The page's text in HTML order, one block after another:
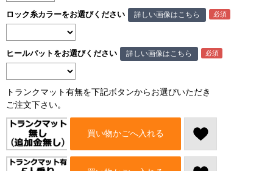
トランクマット有無を下記ボタンからお選びいただき
ご注文下さい。
ロック糸カラーをお選びください 詳しい画像はこちら
ヒールパットをお選びください 詳しい画像はこちら
買い物かごへ入れる